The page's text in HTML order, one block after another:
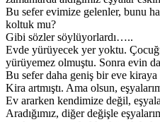
Bu sefer evimize gelenler, bunu
koltuk mu?
Gibi sözler söylüyorlardı…..
Evde yürüyecek yer yoktu.
yürüyemez olmuştu. Sonra evin
Bu sefer daha geniş bir eve kiraya
Kira artmıştı. Ama olsun,
Ev ararken kendimize değil,
Aradığımız, diğer değişle